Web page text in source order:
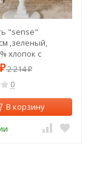
"sense"
,зеленый,
хлопок с
Lefard (850-753-
₽2 214₽
0
В корзину